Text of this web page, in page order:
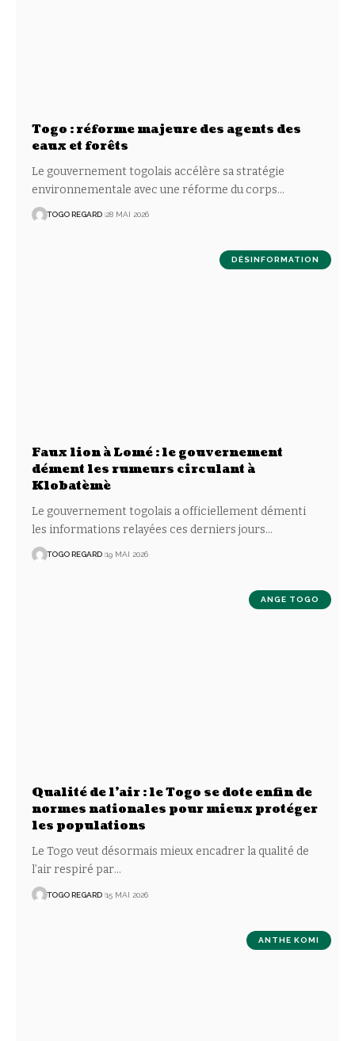
Togo : réforme majeure des agents des
eaux et forêts
Le gouvernement togolais accélère sa stratégie
environnementale avec une réforme du corps…
TOGO REGARD 28 MAI 2026
DÉSINFORMATION
Faux lion à Lomé : le gouvernement
dément les rumeurs circulant à
Klobatèmè
Le gouvernement togolais a officiellement démenti
les informations relayées ces derniers jours…
TOGO REGARD 19 MAI 2026
ANGE TOGO
Qualité de l’air : le Togo se dote enfin de
normes nationales pour mieux protéger
les populations
Le Togo veut désormais mieux encadrer la qualité de
l’air respiré par…
TOGO REGARD 15 MAI 2026
ANTHE KOMI